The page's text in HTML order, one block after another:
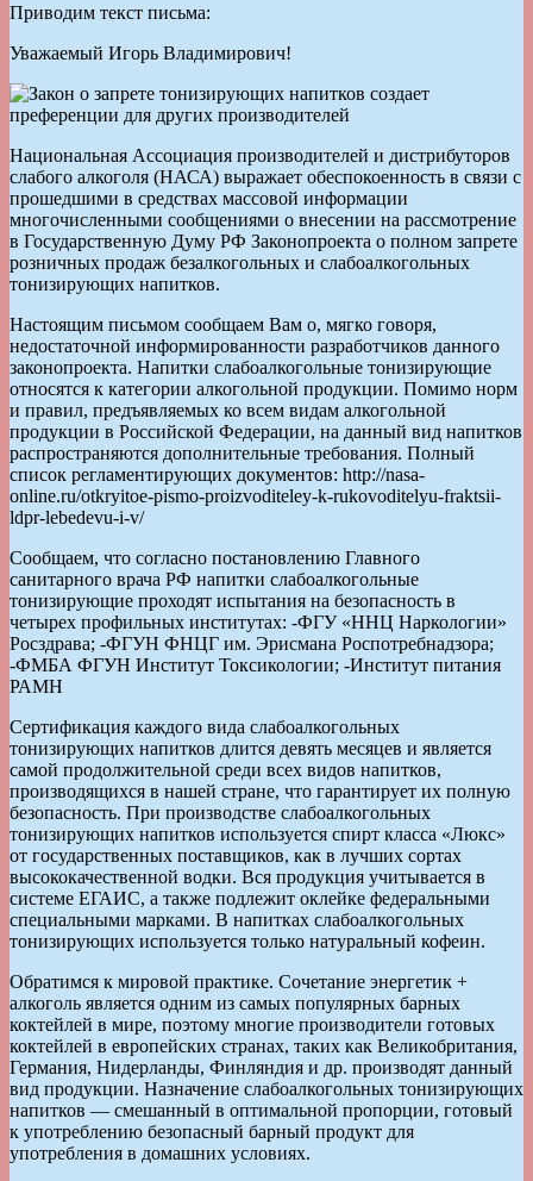
Приводим текст письма:
Уважаемый Игорь Владимирович!
Национальная Ассоциация производителей и дистрибуторов
слабого алкоголя (НАСА) выражает обеспокоенность в связи с
прошедшими в средствах массовой информации
многочисленными сообщениями о внесении на рассмотрение
в Государственную Думу РФ Законопроекта о полном запрете
розничных продаж безалкогольных и слабоалкогольных
тонизирующих напитков.
Настоящим письмом сообщаем Вам о, мягко говоря,
недостаточной информированности разработчиков данного
законопроекта. Напитки слабоалкогольные тонизирующие
относятся к категории алкогольной продукции. Помимо норм
и правил, предъявляемых ко всем видам алкогольной
продукции в Российской Федерации, на данный вид напитков
распространяются дополнительные требования. Полный
список регламентирующих документов: http://nasa-
online.ru/otkryitoe-pismo-proizvoditeley-k-rukovoditelyu-fraktsii-
ldpr-lebedevu-i-v/
Сообщаем, что согласно постановлению Главного
санитарного врача РФ напитки слабоалкогольные
тонизирующие проходят испытания на безопасность в
четырех профильных институтах: -ФГУ «ННЦ Наркологии»
Росздрава; -ФГУН ФНЦГ им. Эрисмана Роспотребнадзора;
-ФМБА ФГУН Институт Токсикологии; -Институт питания
РАМН
Сертификация каждого вида слабоалкогольных
тонизирующих напитков длится девять месяцев и является
самой продолжительной среди всех видов напитков,
производящихся в нашей стране, что гарантирует их полную
безопасность. При производстве слабоалкогольных
тонизирующих напитков используется спирт класса «Люкс»
от государственных поставщиков, как в лучших сортах
высококачественной водки. Вся продукция учитывается в
системе ЕГАИС, а также подлежит оклейке федеральными
специальными марками. В напитках слабоалкогольных
тонизирующих используется только натуральный кофеин.
Обратимся к мировой практике. Сочетание энергетик +
алкоголь является одним из самых популярных барных
коктейлей в мире, поэтому многие производители готовых
коктейлей в европейских странах, таких как Великобритания,
Германия, Нидерланды, Финляндия и др. производят данный
вид продукции. Назначение слабоалкогольных тонизирующих
напитков — смешанный в оптимальной пропорции, готовый
к употреблению безопасный барный продукт для
употребления в домашних условиях.